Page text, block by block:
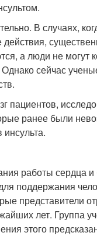
В случаях,
а люди не
сейчас
пациентов,
ранее были
работы сердца
поддержания
представители
лет. Группа
этого